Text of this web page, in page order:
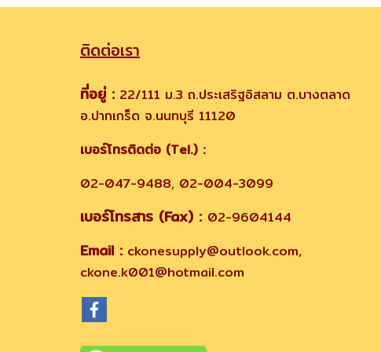
ติดต่อเรา
ที่อยู่ : 22/111 ม.3 ถ.ประเสริฐอิสลาม ต.บางตลาด
อ.ปากเกร็ด จ.นนทบุรี 11120
เบอร์โทรติดต่อ (Tel.) :
02-047-9488, 02-004-3099
เบอร์โทรสาร (Fax) : 02-9604144
Email : ckonesupply@outlook.com,
ckone.k001@hotmail.com